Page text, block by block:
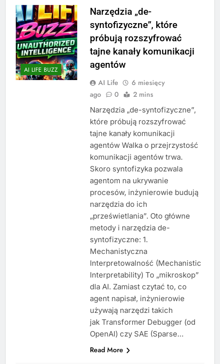
AI LIFE BUZZ
Narzędzia „de-
syntofizyczne”, które
próbują rozszyfrować
tajne kanały komunikacji
agentów
AI Life
6 miesięcy
ago
0 2 mins
Narzędzia „de-syntofizyczne”,
które próbują rozszyfrować
tajne kanały komunikacji
agentów Walka o przejrzystość
komunikacji agentów trwa.
Skoro syntofizyka pozwala
agentom na ukrywanie
procesów, inżynierowie budują
narzędzia do ich
„prześwietlania”. Oto główne
metody i narzędzia de-
syntofizyczne: 1.
Mechanistyczna
Interpretowalność (Mechanistic
Interpretability) To „mikroskop”
dla AI. Zamiast czytać to, co
agent napisał, inżynierowie
używają narzędzi takich
jak Transformer Debugger (od
OpenAI) czy SAE (Sparse…
Read More